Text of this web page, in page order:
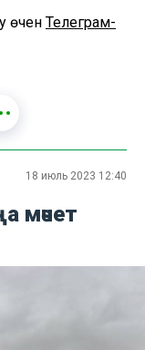
өчен Телеграм-
18 июль 2023 12:40
мәчет